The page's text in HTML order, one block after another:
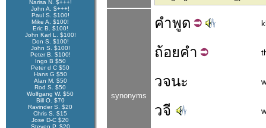
Narisa N. $+++!
John A. $+++!
Paul S. $100!
Mike A. $100!
Eric B. $100!
John Karl L. $100!
Don S. $100!
John S. $100!
Peter B. $100!
Ingo B $50
Peter d C $50
Hans G $50
Alan M. $50
Rod S. $50
Wolfgang W. $50
Bill O. $70
Ravinder S. $20
Chris S. $15
Jose D-C $20
Steven P. $20
synonyms
คำพูด
ถ้อยคำ
วจนะ
วจี